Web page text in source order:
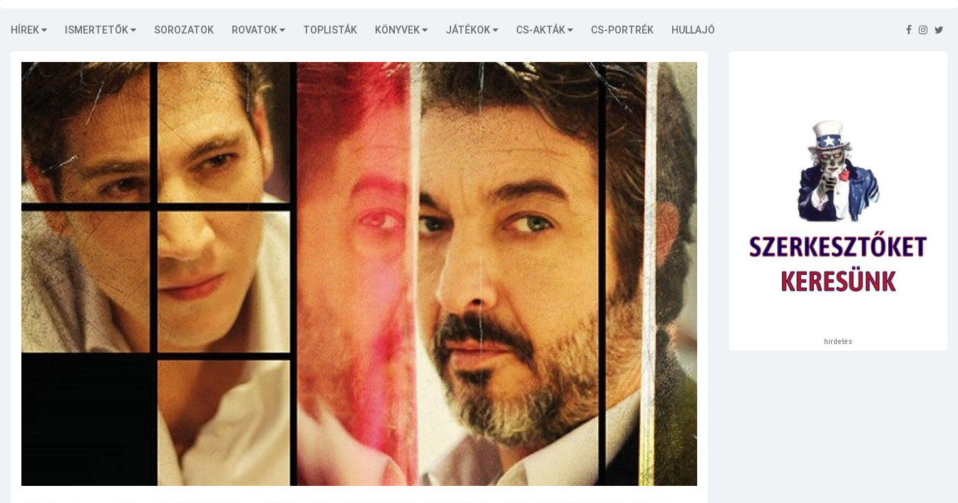
HÍREK ISMERTETŐK SOROZATOK ROVATOK TOPLISTÁK KÖNYVEK JÁTÉKOK CS-AKTÁK CS-PORTRÉK HULLAJÓ
hirdetés